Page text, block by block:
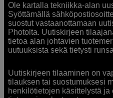
Ole kartalla tekniikka-alan
Syöttämällä
suostut vastaanottamaan
Photolta. Uutiskirjeen
tietoa alan johtavien
uutuuksista sekä tietysti
Uutiskirjeen tilaaminen on
tilauksen tai suostumuksesi
henkilötietojen käsittelystä ja